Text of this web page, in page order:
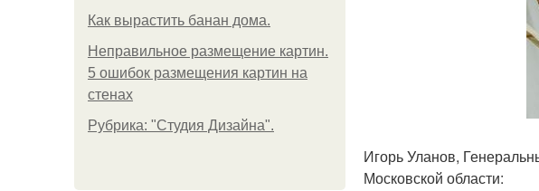
Как вырастить банан дома.
Неправильное размещение картин.
5 ошибок размещения картин на
стенах
Рубрика: "Студия Дизайна".
Игорь Уланов,
Московской области: